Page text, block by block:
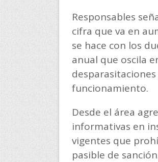
Responsables
cifra que va en
se hace con los
anual que oscila
funcionamiento.
Desde el área
informativas en
vigentes que
pasible de